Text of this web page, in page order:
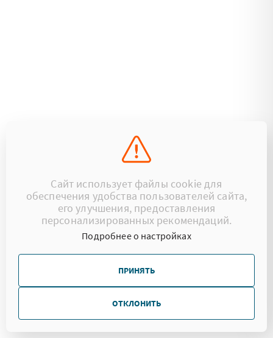
Сайт использует файлы cookie для
обеспечения удобства пользователей сайта,
его улучшения, предоставления
персонализированных рекомендаций.
Подробнее о настройках
ПРИНЯТЬ
ОТКЛОНИТЬ